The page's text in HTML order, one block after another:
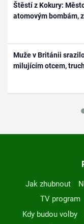
Štěstí z Kokury:
atomovým bombám,
Muže v Británii
milujícím otcem,
Jak zhubnout
TV program
Kdy budou volby